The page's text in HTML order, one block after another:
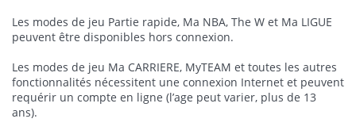
Les modes de jeu Partie rapide, Ma NBA, The W et Ma LIGUE
peuvent être disponibles hors connexion.
Les modes de jeu Ma CARRIERE, MyTEAM et toutes les autres
fonctionnalités nécessitent une connexion Internet et peuvent
requérir un compte en ligne (l’age peut varier, plus de 13
ans).